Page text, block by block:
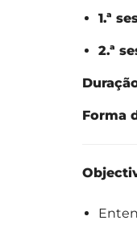
1.ª
2.ª
Forma